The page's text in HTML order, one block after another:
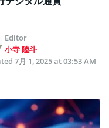
Editor
小寺 陸斗
7月 1, 2025 at 03:53 AM